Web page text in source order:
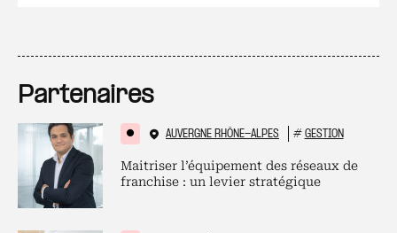
Partenaires
AUVERGNE RHÔNE-ALPES # GESTION
Maitriser l’équipement des réseaux de
franchise : un levier stratégique